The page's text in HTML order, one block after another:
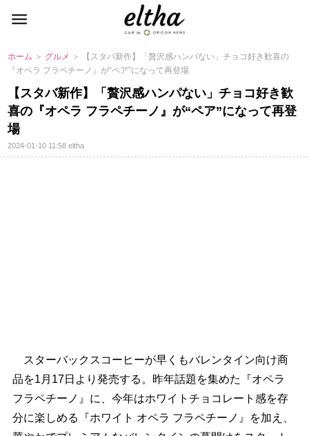
ホーム ＞ グルメ ＞ 【スタバ新作】「贅沢感ハンパない」チョコ好き歓喜の
『オペラ フラペチーノ』が“ペア”になって再登場
【スタバ新作】「贅沢感ハンパない」チョコ好き歓
喜の『オペラ フラペチーノ』が“ペア”になって再登
場
2024-01-10 11:58eltha
スターバックスコーヒーが早くもバレンタイン向け商
品を1月17日より発売する。昨年話題を集めた『オペラ
フラペチーノ』に、今年はホワイトチョコレート感を存
分に楽しめる『ホワイト オペラ フラペチーノ』を加え、